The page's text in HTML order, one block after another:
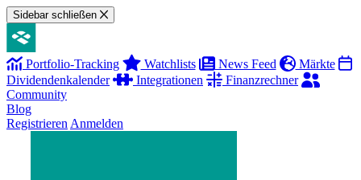
Sidebar schließen
Portfolio-Tracking Watchlists News Feed
Märkte
Dividendenkalender
Integrationen
Finanzrechner
Community
Blog
Registrieren Anmelden